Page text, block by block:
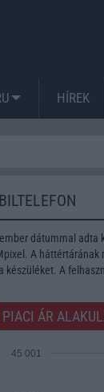
HÍREK
dátummal adta
A háttértárának
A
PIACI ÁR
45 001